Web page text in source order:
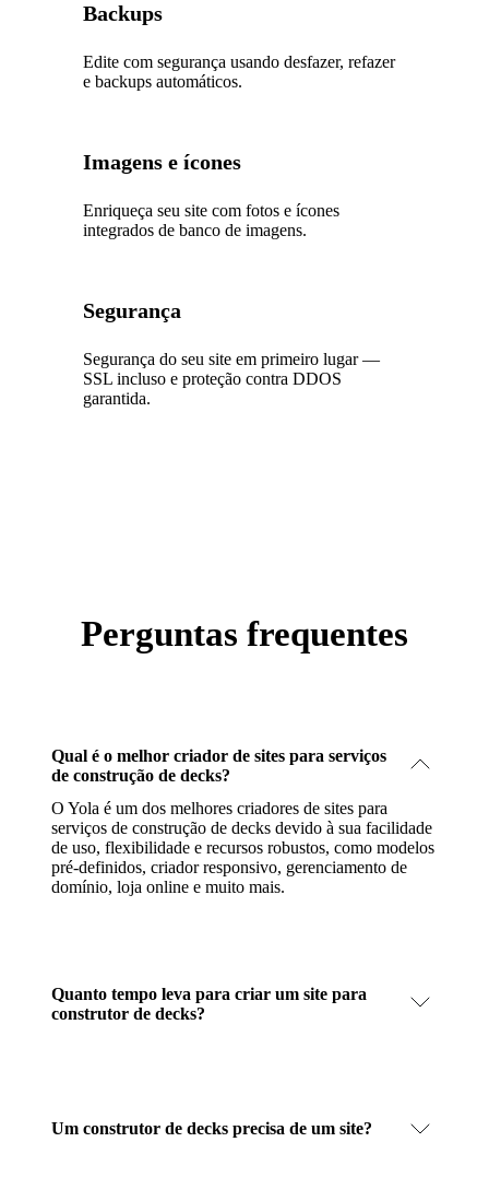
Backups
Edite com segurança usando desfazer, refazer
e backups automáticos.
Imagens e ícones
Enriqueça seu site com fotos e ícones
integrados de banco de imagens.
Segurança
Segurança do seu site em primeiro lugar —
SSL incluso e proteção contra DDOS
garantida.
Perguntas frequentes
Qual é o melhor criador de sites para serviços
de construção de decks?
O Yola é um dos melhores criadores de sites para
serviços de construção de decks devido à sua facilidade
de uso, flexibilidade e recursos robustos, como modelos
pré-definidos, criador responsivo, gerenciamento de
domínio, loja online e muito mais.
Quanto tempo leva para criar um site para
construtor de decks?
Um construtor de decks precisa de um site?